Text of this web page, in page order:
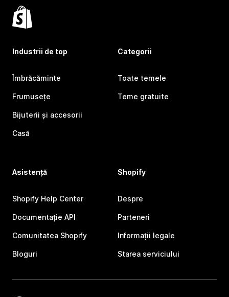
Industrii de top
Îmbrăcăminte
Frumusețe
Bijuterii și accesorii
Casă
Categorii
Toate temele
Teme gratuite
Asistență
Shopify Help Center
Documentație API
Comunitatea Shopify
Bloguri
Shopify
Despre
Parteneri
Informații legale
Starea serviciului